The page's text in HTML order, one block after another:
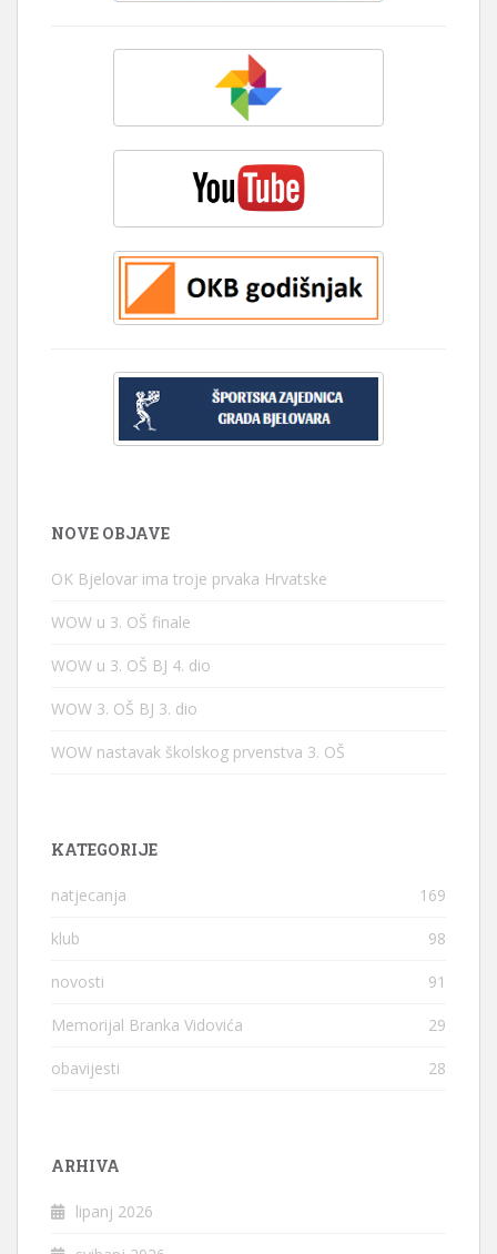
NOVE OBJAVE
OK Bjelovar ima troje prvaka Hrvatske
WOW u 3. OŠ finale
WOW u 3. OŠ BJ 4. dio
WOW 3. OŠ BJ 3. dio
WOW nastavak školskog prvenstva 3. OŠ
KATEGORIJE
natjecanja 169
klub 98
novosti 91
Memorijal Branka Vidovića 29
obavijesti 28
ARHIVA
lipanj 2026